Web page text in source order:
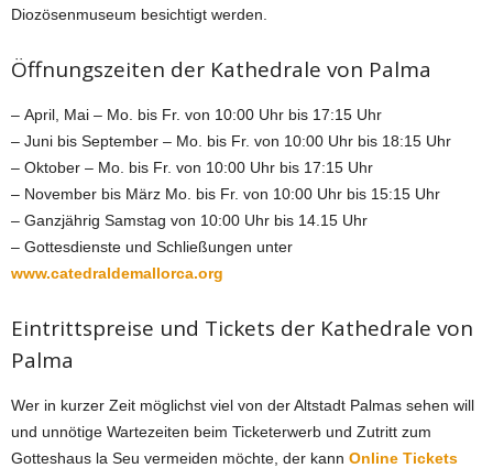
Diozösenmuseum besichtigt werden.
Öffnungszeiten der Kathedrale von Palma
– April, Mai – Mo. bis Fr. von 10:00 Uhr bis 17:15 Uhr
– Juni bis September – Mo. bis Fr. von 10:00 Uhr bis 18:15 Uhr
– Oktober – Mo. bis Fr. von 10:00 Uhr bis 17:15 Uhr
– November bis März Mo. bis Fr. von 10:00 Uhr bis 15:15 Uhr
– Ganzjährig Samstag von 10:00 Uhr bis 14.15 Uhr
– Gottesdienste und Schließungen unter
www.catedraldemallorca.org
Eintrittspreise und Tickets der Kathedrale von
Palma
Wer in kurzer Zeit möglichst viel von der Altstadt Palmas sehen will
und unnötige Wartezeiten beim Ticketerwerb und Zutritt zum
Gotteshaus la Seu vermeiden möchte, der kann Online Tickets